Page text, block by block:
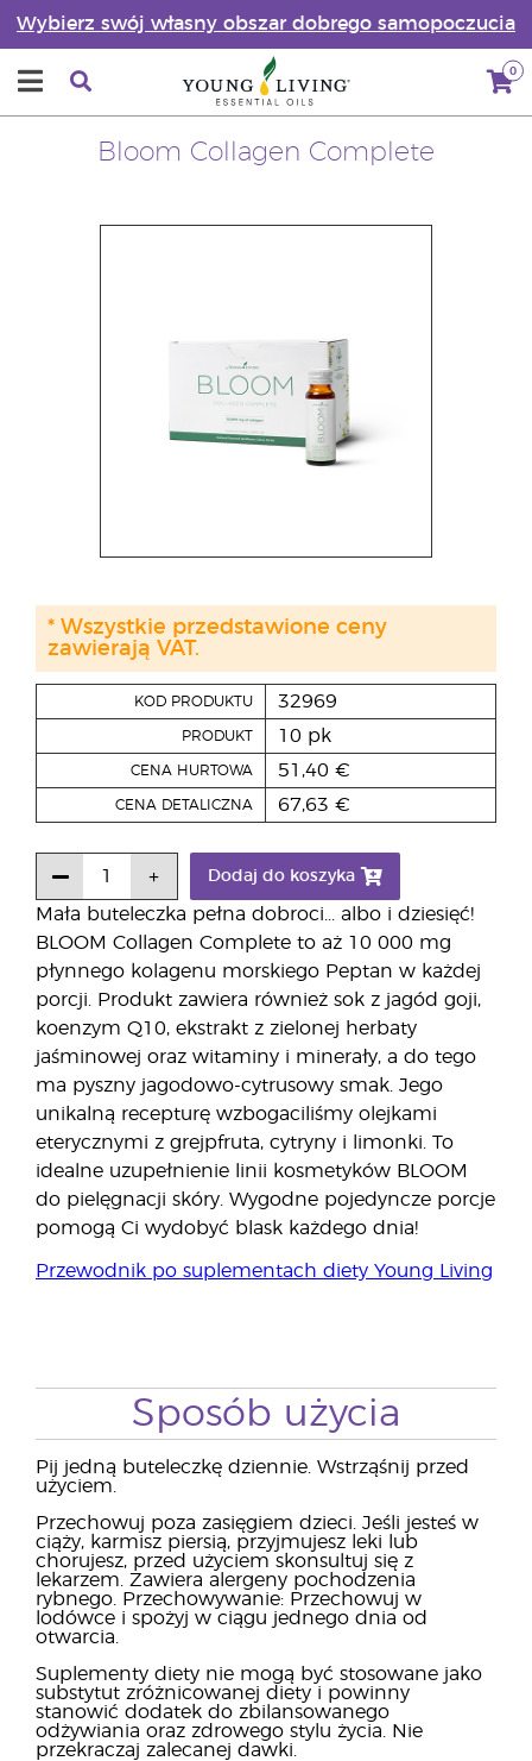
Wybierz swój własny obszar dobrego samopoczucia
0
Bloom Collagen Complete
Mała buteleczka pełna dobroci... albo i dziesięć!
BLOOM Collagen Complete to aż 10 000 mg
płynnego kolagenu morskiego Peptan w każdej
porcji. Produkt zawiera również sok z jagód goji,
koenzym Q10, ekstrakt z zielonej herbaty
jaśminowej oraz witaminy i minerały, a do tego
ma pyszny jagodowo-cytrusowy smak. Jego
unikalną recepturę wzbogaciliśmy olejkami
eterycznymi z grejpfruta, cytryny i limonki. To
idealne uzupełnienie linii kosmetyków BLOOM
do pielęgnacji skóry. Wygodne pojedyncze porcje
pomogą Ci wydobyć blask każdego dnia!
Przewodnik po suplementach diety Young Living
KOD PRODUKTU 32969
PRODUKT 10 pk
CENA HURTOWA 51,40 €
CENA DETALICZNA 67,63 €
Dodaj do koszyka
* Wszystkie przedstawione ceny
zawierają VAT.
Sposób użycia
Pij jedną buteleczkę dziennie. Wstrząśnij przed
użyciem.
Przechowuj poza zasięgiem dzieci. Jeśli jesteś w
ciąży, karmisz piersią, przyjmujesz leki lub
chorujesz, przed użyciem skonsultuj się z
lekarzem. Zawiera alergeny pochodzenia
rybnego. Przechowywanie: Przechowuj w
lodówce i spożyj w ciągu jednego dnia od
otwarcia.
Suplementy diety nie mogą być stosowane jako
substytut zróżnicowanej diety i powinny
stanowić dodatek do zbilansowanego
odżywiania oraz zdrowego stylu życia. Nie
przekraczaj zalecanej dawki.